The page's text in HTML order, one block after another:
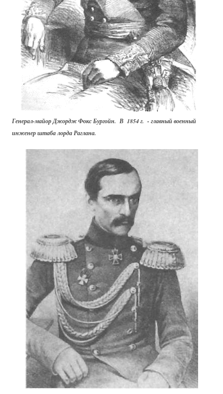
Генерал-майор Джордж Фокс Бургойн. В 1854 г. - главный военный
инженер штаба лорда Раглана.